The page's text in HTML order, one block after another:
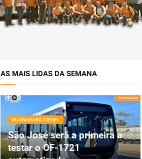
AS MAIS LIDAS DA SEMANA
GUANABARA DIESEL
São José será a primeira a
testar o OF-1721